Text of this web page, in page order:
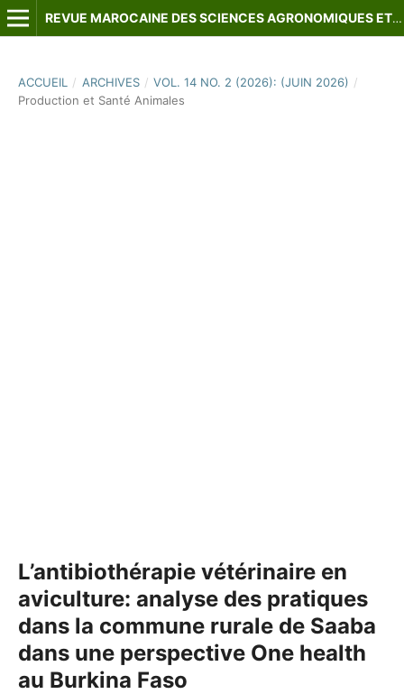
REVUE MAROCAINE DES SCIENCES AGRONOMIQUES ET VÉTÉRINAIRES
ACCUEIL / ARCHIVES / VOL. 14 NO. 2 (2026): (JUIN 2026) /
Production et Santé Animales
L’antibiothérapie vétérinaire en
aviculture: analyse des pratiques
dans la commune rurale de Saaba
dans une perspective One health
au Burkina Faso